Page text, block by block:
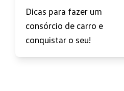
Dicas para fazer um
consórcio de carro e
conquistar o seu!